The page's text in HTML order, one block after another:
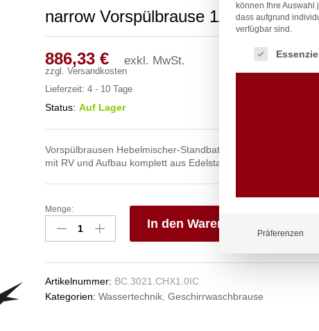
narrow Vorspülbrause 1/2″
886,33 € exkl. MwSt.
zzgl. Versandkosten
Lieferzeit: 4 - 10 Tage
Status: Auf Lager
Vorspülbrausen Hebelmischer-Standbatterie 1/2″ mit
mit RV und Aufbau komplett aus Edelstahl
narrow
Vorspülbrause
1/2"
Menge:
In den Warenkorb
Artikelnummer: BC.3021.CHX1.0IC
Kategorien: Wassertechnik, Geschirrwaschbrause
können Ihre Auswahl
dass aufgrund
verfügbar sind.
Es folgt eine
Präferenzen